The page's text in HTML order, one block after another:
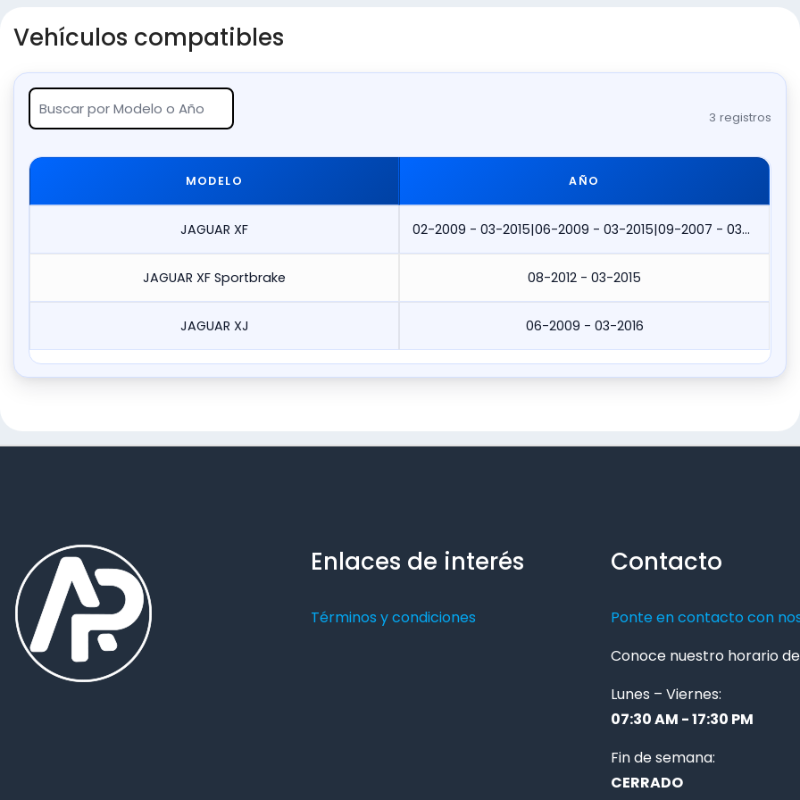
Vehículos compatibles
3 registros
MODELO AÑO
JAGUAR XF 02-2009 - 03-2015|06-2009 - 03-2015|09-2007 - 03-2015
JAGUAR XF Sportbrake 08-2012 - 03-2015
JAGUAR XJ 06-2009 - 03-2016
Enlaces de interés
Términos y condiciones
Contacto
Ponte en contacto con
Conoce nuestro horario
Lunes – Viernes:
07:30 AM - 17:30 PM
Fin de semana:
CERRADO